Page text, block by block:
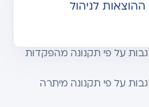
לניהול
על פי תקנונה מהפקדות
על פי תקנונה מיתרה